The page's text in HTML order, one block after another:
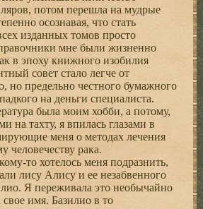
потом перешла на мудрые
осознавая, что стать
изданных томов просто
мне были жизненно
в эпоху книжного изобилия
совет стало легче от
но предельно честного бумажного
на деньги специалиста.
была моим хобби, а потому,
на тахту, я впилась глазами в
меня о методах лечения
человечеству рака.
то хотелось меня подразнить,
лису Алису и ее незабвенного
Я переживала это необычайно
имя. Базилио в то